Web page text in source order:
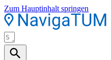
Zum Hauptinhalt springen